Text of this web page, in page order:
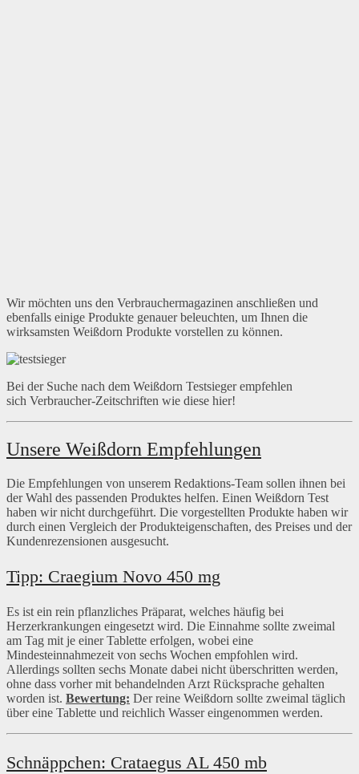
Wir möchten uns den Verbrauchermagazinen anschließen und
ebenfalls einige Produkte genauer beleuchten, um Ihnen die
wirksamsten Weißdorn Produkte vorstellen zu können.
Bei der Suche nach dem Weißdorn Testsieger empfehlen
sich Verbraucher-Zeitschriften wie diese hier!
Unsere Weißdorn Empfehlungen
Die Empfehlungen von unserem Redaktions-Team sollen ihnen bei
der Wahl des passenden Produktes helfen. Einen Weißdorn Test
haben wir nicht durchgeführt. Die vorgestellten Produkte haben wir
durch einen Vergleich der Produkteigenschaften, des Preises und der
Kundenrezensionen ausgesucht.
Tipp: Craegium Novo 450 mg
Es ist ein rein pflanzliches Präparat, welches häufig bei
Herzerkrankungen eingesetzt wird. Die Einnahme sollte zweimal
am Tag mit je einer Tablette erfolgen, wobei eine
Mindesteinnahmezeit von sechs Wochen empfohlen wird.
Allerdings sollten sechs Monate dabei nicht überschritten werden,
ohne dass vorher mit behandelnden Arzt Rücksprache gehalten
worden ist. Bewertung: Der reine Weißdorn sollte zweimal täglich
über eine Tablette und reichlich Wasser eingenommen werden.
Schnäppchen: Crataegus AL 450 mb